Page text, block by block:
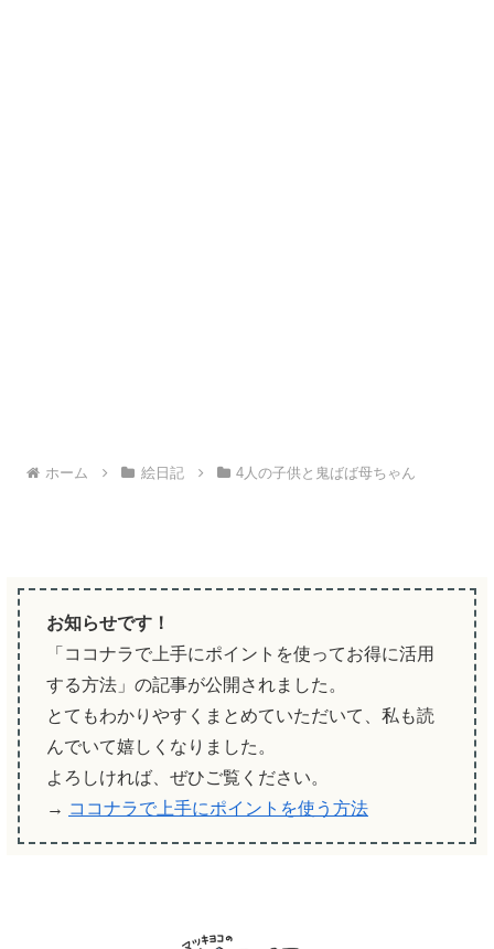
ホーム 絵日記 4人の子供と鬼ばば母ちゃん
お知らせです！
「ココナラで上手にポイントを使ってお得に活用
する方法」の記事が公開されました。
とてもわかりやすくまとめていただいて、私も読
んでいて嬉しくなりました。
よろしければ、ぜひご覧ください。
→ ココナラで上手にポイントを使う方法